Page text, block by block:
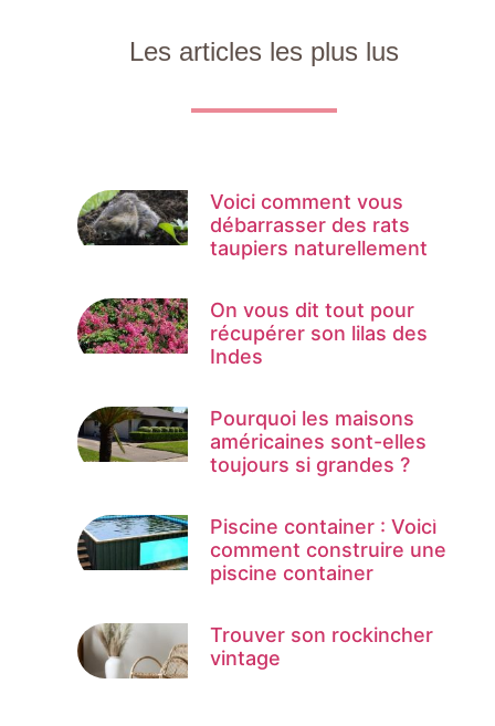
Les articles les plus lus
Voici comment vous
débarrasser des rats
taupiers naturellement
On vous dit tout pour
récupérer son lilas des
Indes
Pourquoi les maisons
américaines sont-elles
toujours si grandes ?
Piscine container : Voici
comment construire une
piscine container
Trouver son rockincher
vintage